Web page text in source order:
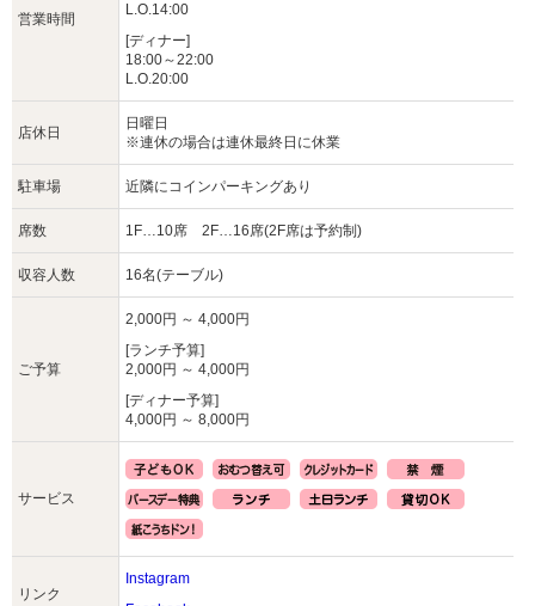
営業時間
L.O.14:00
[ディナー]
18:00～22:00
L.O.20:00
店休日
日曜日
※連休の場合は連休最終日に休業
駐車場 近隣にコインパーキングあり
席数 1F…10席 2F…16席(2F席は予約制)
収容人数 16名(テーブル)
ご予算
2,000円 ～ 4,000円
[ランチ予算]
2,000円 ～ 4,000円
[ディナー予算]
4,000円 ～ 8,000円
サービス
リンク
Instagram